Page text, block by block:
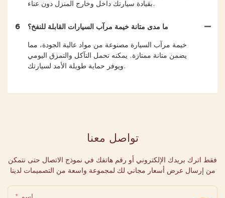
بقيادة سيارتك داخل وخارج المنزل دون عناء.
6 ما مدى متانة خيمة مرآب السيارات القابلة للنفخ؟
خيمة مرآب السيارة مصنوعة من مواد عالية الجودة، مما
يضمن متانة ممتازة. يمكنه تحمل التآكل والتمزق اليومي
ويوفر حماية طويلة الأمد لسيارتك.
تواصل معنا
فقط اترك بريدك الإلكتروني أو رقم هاتفك في نموذج الاتصال حتى نتمكن
من إرسال عرض أسعار مجاني لك لمجموعة واسعة من التصميمات لدينا